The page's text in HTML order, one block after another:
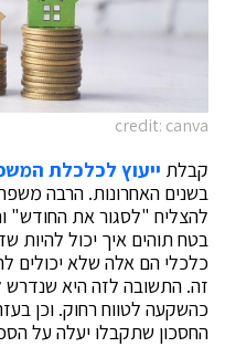
credit: canva
קבלת ייעוץ לכלכלת
בשנים האחרונות. הרבה
להצליח "לסגור את החודש"
בטח תוהים איך יכול להיות
כלכלי הם אלה שלא יכולים
זה. התשובה לזה היא
כהשקעה לטווח רחוק. וכן
החסכון שתקבלו יעלה על